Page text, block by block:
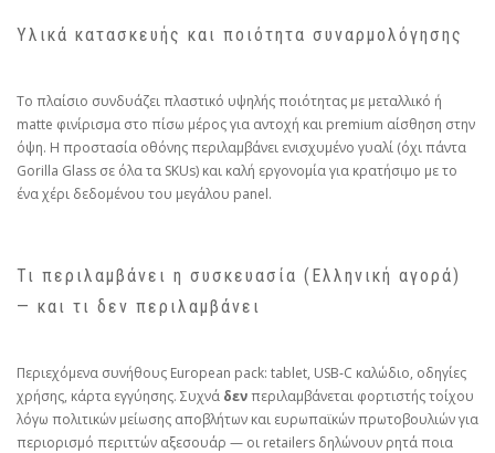
Υλικά κατασκευής και ποιότητα συναρμολόγησης
Το πλαίσιο συνδυάζει πλαστικό υψηλής ποιότητας με μεταλλικό ή
matte φινίρισμα στο πίσω μέρος για αντοχή και premium αίσθηση στην
όψη. Η προστασία οθόνης περιλαμβάνει ενισχυμένο γυαλί (όχι πάντα
Gorilla Glass σε όλα τα SKUs) και καλή εργονομία για κρατήσιμο με το
ένα χέρι δεδομένου του μεγάλου panel.
Τι περιλαμβάνει η συσκευασία (Ελληνική αγορά)
— και τι δεν περιλαμβάνει
Περιεχόμενα συνήθους European pack: tablet, USB‑C καλώδιο, οδηγίες
χρήσης, κάρτα εγγύησης. Συχνά δενπεριλαμβάνεται φορτιστής τοίχου
λόγω πολιτικών μείωσης αποβλήτων και ευρωπαϊκών πρωτοβουλιών για
περιορισμό περιττών αξεσουάρ — οι retailers δηλώνουν ρητά ποια